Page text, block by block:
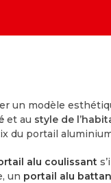
un modèle
et au style de
du portail
alu coulissant
un portail alu